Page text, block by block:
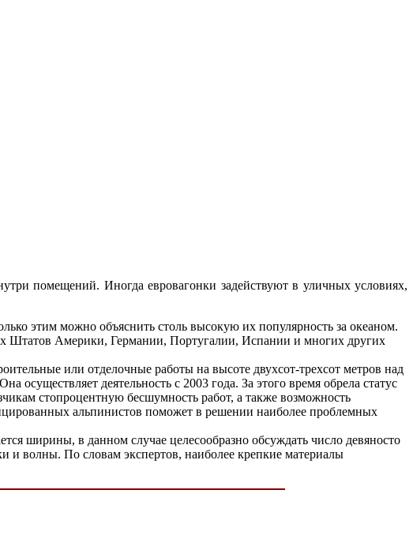
помещений. Иногда евровагонки задействуют в уличных условиях,
этим можно объяснить столь высокую их популярность за океаном.
Штатов Америки, Германии, Португалии, Испании и многих других
или отделочные работы на высоте двухсот-трехсот метров над
осуществляет деятельность с 2003 года. За этого время обрела статус
стопроцентную бесшумность работ, а также возможность
альпинистов поможет в решении наиболее проблемных
ширины, в данном случае целесообразно обсуждать число девяносто
и волны. По словам экспертов, наиболее крепкие материалы